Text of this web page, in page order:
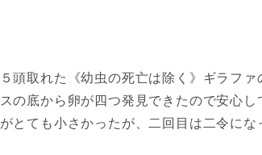
頭取れた《幼虫の死亡は除く》ギラファ
の底から卵が四つ発見できたので安心し
とても小さかったが、二回目は二令にな